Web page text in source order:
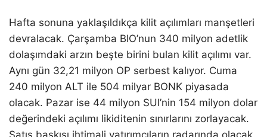
Hafta sonuna yaklaşıldıkça kilit açılımları manşetleri
devralacak. Çarşamba BIO’nun 340 milyon adetlik
dolaşımdaki arzın beşte birini bulan kilit açılımı var.
Aynı gün 32,21 milyon OP serbest kalıyor. Cuma
240 milyon ALT ile 504 milyar BONK piyasada
olacak. Pazar ise 44 milyon SUI’nin 154 milyon dolar
değerindeki açılımı likiditenin sınırlarını zorlayacak.
Satış baskısı ihtimali yatırımcıların radarında olacak.